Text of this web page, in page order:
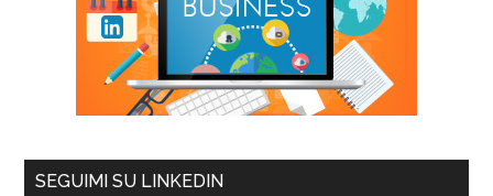
SEGUIMI SU LINKEDIN